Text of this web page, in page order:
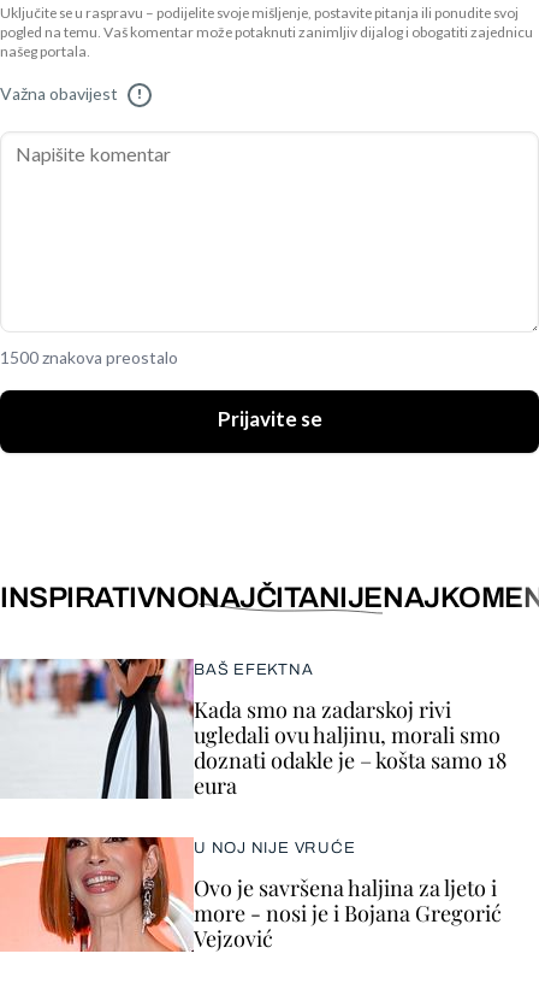
Uključite se u raspravu – podijelite svoje mišljenje, postavite pitanja ili ponudite svoj
pogled na temu. Vaš komentar može potaknuti zanimljiv dijalog i obogatiti zajednicu
našeg portala.
Važna obavijest !
1500 znakova preostalo
Prijavite se
INSPIRATIVNONAJČITANIJE
BAŠ EFEKTNA
Kada smo na zadarskoj rivi
ugledali ovu haljinu, morali smo
doznati odakle je – košta samo 18
eura
U NOJ NIJE VRUĆE
Ovo je savršena haljina za ljeto i
more - nosi je i Bojana Gregorić
Vejzović